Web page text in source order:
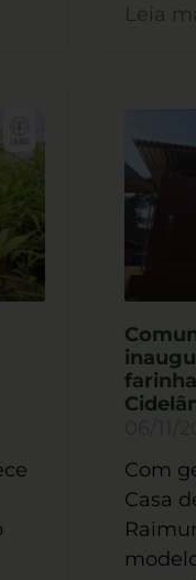
Leia
Com
Casa